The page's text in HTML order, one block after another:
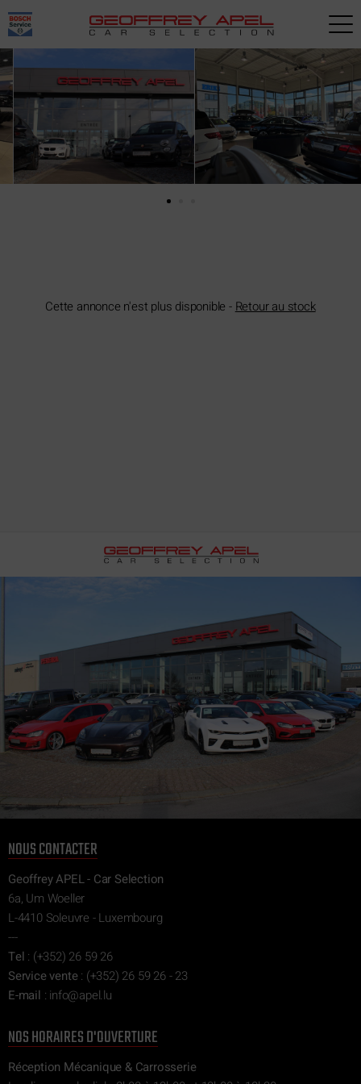
Cette annonce n'est plus disponible - Retour au stock
NOUS CONTACTER
Geoffrey APEL - Car Selection
6a, Um Woeller
L-4410 Soleuvre - Luxembourg
---
Tel : (+352) 26 59 26
Service vente: (+352) 26 59 26 - 23
E-mail : ul.l
epa@of
ni
NOS HORAIRES D'OUVERTURE
Réception Mécanique & Carrosserie